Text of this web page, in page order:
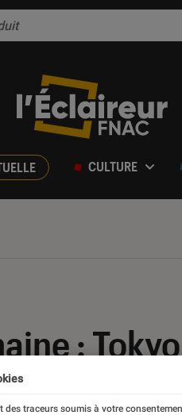
CULTURE
:
des traceurs soumis à votre